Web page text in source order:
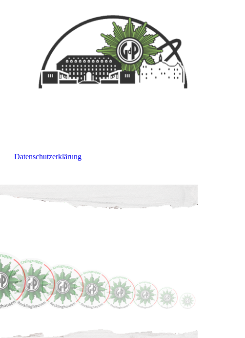
Datenschutzerklärung